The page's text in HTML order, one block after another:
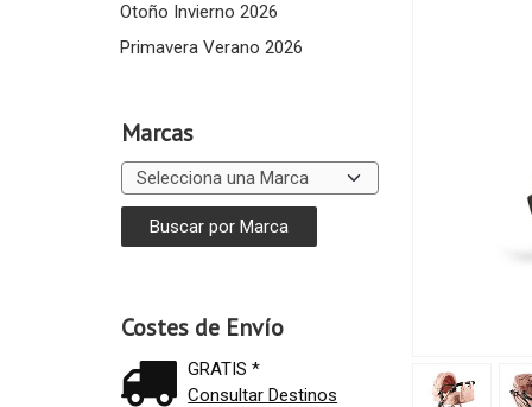
Otoño Invierno 2026
Primavera Verano 2026
Marcas
Costes de Envío
GRATIS *
Consultar Destinos